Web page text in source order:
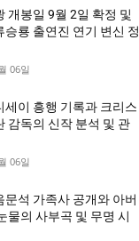
개봉일 9월 2일 확정 및
승룡 출연진 연기 변신 정
06일
세이 흥행 기록과 크리스
감독의 신작 분석 및 관
06일
문석 가족사 공개와 아버
물의 사부곡 및 무명 시